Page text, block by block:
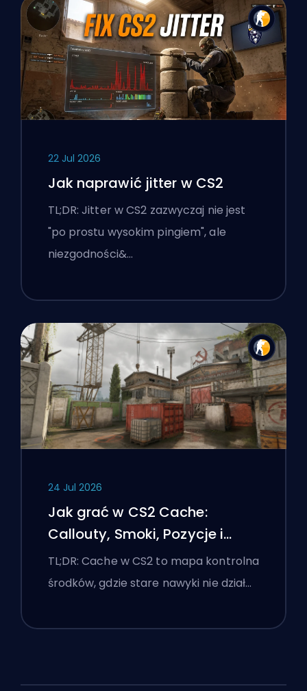
22 Jul 2026
Jak naprawić jitter w CS2
TL;DR: Jitter w CS2 zazwyczaj nie jest
"po prostu wysokim pingiem", ale
niezgodności&…
24 Jul 2026
Jak grać w CS2 Cache:
Callouty, Smoki, Pozycje i
Wskazówki Premier
TL;DR: Cache w CS2 to mapa kontrolna
środków, gdzie stare nawyki nie dział…